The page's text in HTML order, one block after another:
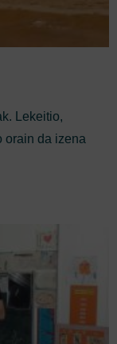
Lekeitio,
orain da izena